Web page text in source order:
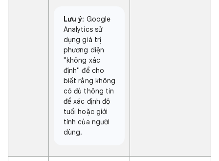
Lưu ý: Google
Analytics sử
dụng giá trị
phương diện
"không xác
định" để cho
biết rằng không
có đủ thông tin
để xác định độ
tuổi hoặc giới
tính của người
dùng.